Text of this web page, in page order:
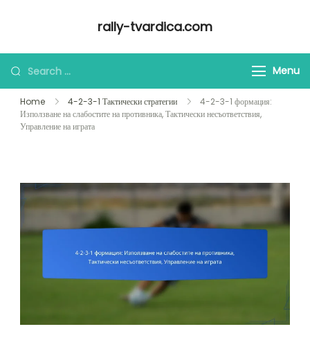
rally-tvardica.com
Looking
for
Something?
Menu
Home 4-2-3-1 Тактически стратегии
4-2-3-1 формация:
Използване на слабостите на противника, Тактически несъответствия,
Управление на играта